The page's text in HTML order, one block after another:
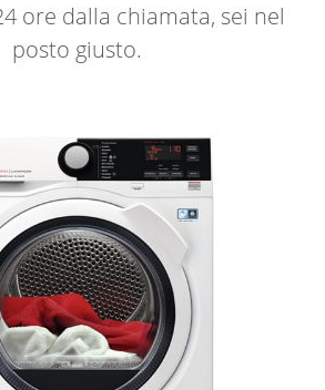
ore dalla chiamata, sei nel
posto giusto.